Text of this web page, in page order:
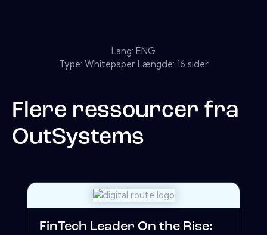
Lang: ENG
Type: Whitepaper Længde: 16 sider
Flere ressourcer fra
OutSystems
FinTech Leader On the Rise: